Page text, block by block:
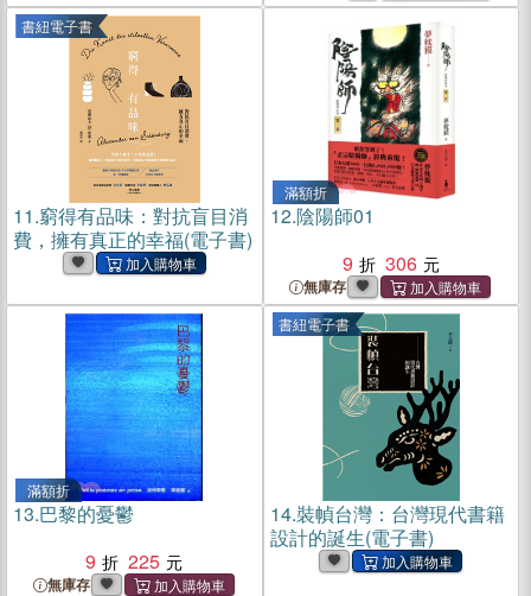
書紐電子書
11.窮得有品味：對抗盲目消
費，擁有真正的幸福(電子書)
滿額折
12.陰陽師01
9
306
無庫存
滿額折
13.巴黎的憂鬱
9
225
無庫存
書紐電子書
14.裝幀台灣：台灣現代書籍
設計的誕生(電子書)